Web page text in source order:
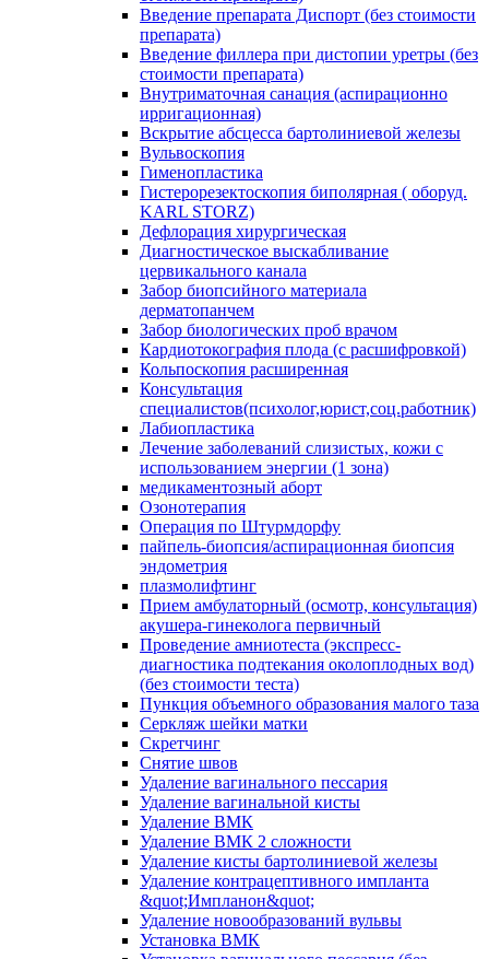
Введение препарата Диспорт (без стоимости
препарата)
Введение филлера при дистопии уретры (без
стоимости препарата)
Внутриматочная санация (аспирационно
ирригационная)
Вскрытие абсцесса бартолиниевой железы
Вульвоскопия
Гименопластика
Гистерорезектоскопия биполярная ( оборуд.
KARL STORZ)
Дефлорация хирургическая
Диагностическое выскабливание
цервикального канала
Забор биопсийного материала
дерматопанчем
Забор биологических проб врачом
Кардиотокография плода (с расшифровкой)
Кольпоскопия расширенная
Консультация
специалистов(психолог,юрист,соц.работник)
Лабиопластика
Лечение заболеваний слизистых, кожи с
использованием энергии (1 зона)
медикаментозный аборт
Озонотерапия
Операция по Штурмдорфу
пайпель-биопсия/аспирационная биопсия
эндометрия
плазмолифтинг
Прием амбулаторный (осмотр, консультация)
акушера-гинеколога первичный
Проведение амниотеста (экспресс-
диагностика подтекания околоплодных вод)
(без стоимости теста)
Пункция объемного образования малого таза
Серкляж шейки матки
Скретчинг
Снятие швов
Удаление вагинального пессария
Удаление вагинальной кисты
Удаление ВМК
Удаление ВМК 2 сложности
Удаление кисты бартолиниевой железы
Удаление контрацептивного импланта
&quot;Импланон&quot;
Удаление новообразований вульвы
Установка ВМК